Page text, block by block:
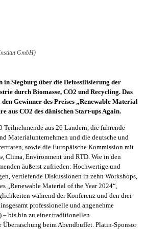
GmbH)
in Siegburg über die Defossilisierung der
durch Biomasse, CO2 und Recycling. Das
Gewinner des Preises „Renewable Material
aus CO2 des dänischen Start-ups Again.
Teilnehmende aus 26 Ländern, die führende
Materialunternehmen und die deutsche und
sowie die Europäische Kommission mit
Clima, Environment und RTD. Wie in den
äußerst zufrieden: Hochwertige und
vertiefende Diskussionen in zehn Workshops,
„Renewable Material of the Year 2024“,
während der Konferenz und den drei
professionelle und angenehme
– bis hin zu einer traditionellen
Überraschung beim Abendbuffet. Platin-Sponsor